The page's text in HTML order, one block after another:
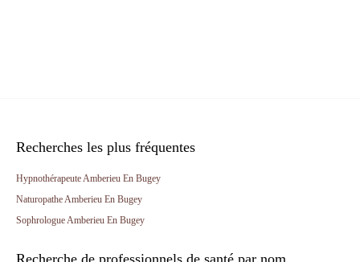
Recherches les plus fréquentes
Hypnothérapeute Amberieu En Bugey
Naturopathe Amberieu En Bugey
Sophrologue Amberieu En Bugey
Recherche de professionnels de santé par nom